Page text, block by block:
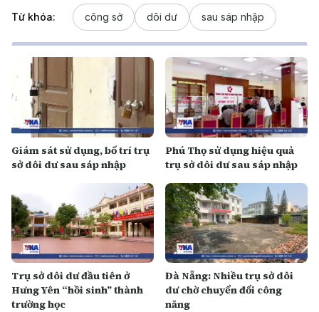
Từ khóa: công sở dôi dư sau sáp nhập
Giám sát sử dụng, bố trí trụ
sở dôi dư sau sáp nhập
Phú Thọ sử dụng hiệu quả
trụ sở dôi dư sau sáp nhập
Trụ sở dôi dư đầu tiên ở
Hưng Yên “hồi sinh” thành
trường học
Đà Nẵng: Nhiều trụ sở dôi
dư chờ chuyển đổi công
năng